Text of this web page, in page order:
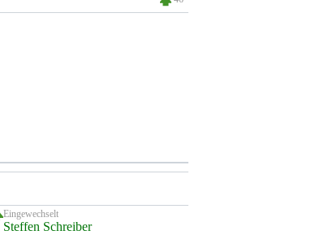
Eingewechselt
Steffen Schreiber